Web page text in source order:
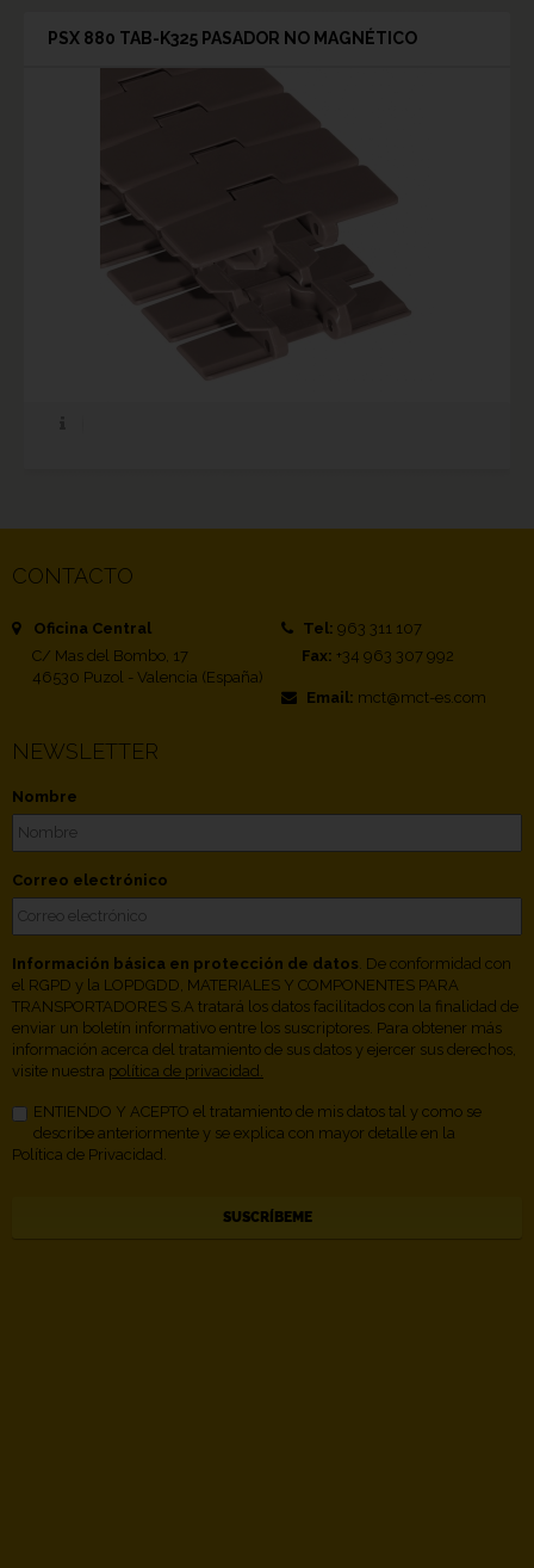
PSX 880 TAB-K325 PASADOR NO MAGNÉTICO
CONTACTO
Oficina Central
C/ Mas del Bombo, 17
46530 Puzol - Valencia (España)
Tel: 963 311 107
Fax: +34 963 307 992
Email: mct@mct-es.com
NEWSLETTER
Nombre
Correo electrónico
Información básica en protección de datos . De conformidad con
el RGPD y la LOPDGDD, MATERIALES Y COMPONENTES PARA
TRANSPORTADORES S.A tratará los datos facilitados con la finalidad de
enviar un boletín informativo entre los suscriptores. Para obtener más
información acerca del tratamiento de sus datos y ejercer sus derechos,
visite nuestra política de privacidad.
ENTIENDO Y ACEPTO el tratamiento de mis datos tal y como se
describe anteriormente y se explica con mayor detalle en la
Política de Privacidad.